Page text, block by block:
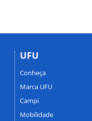
UFU
Conheça
Marca UFU
Campi
Mobilidade